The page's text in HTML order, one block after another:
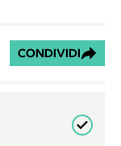
CONDIVIDI